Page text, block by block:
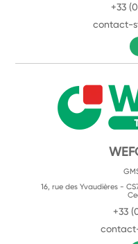
+33
contact-
16, rue des Yvaudières -
+33